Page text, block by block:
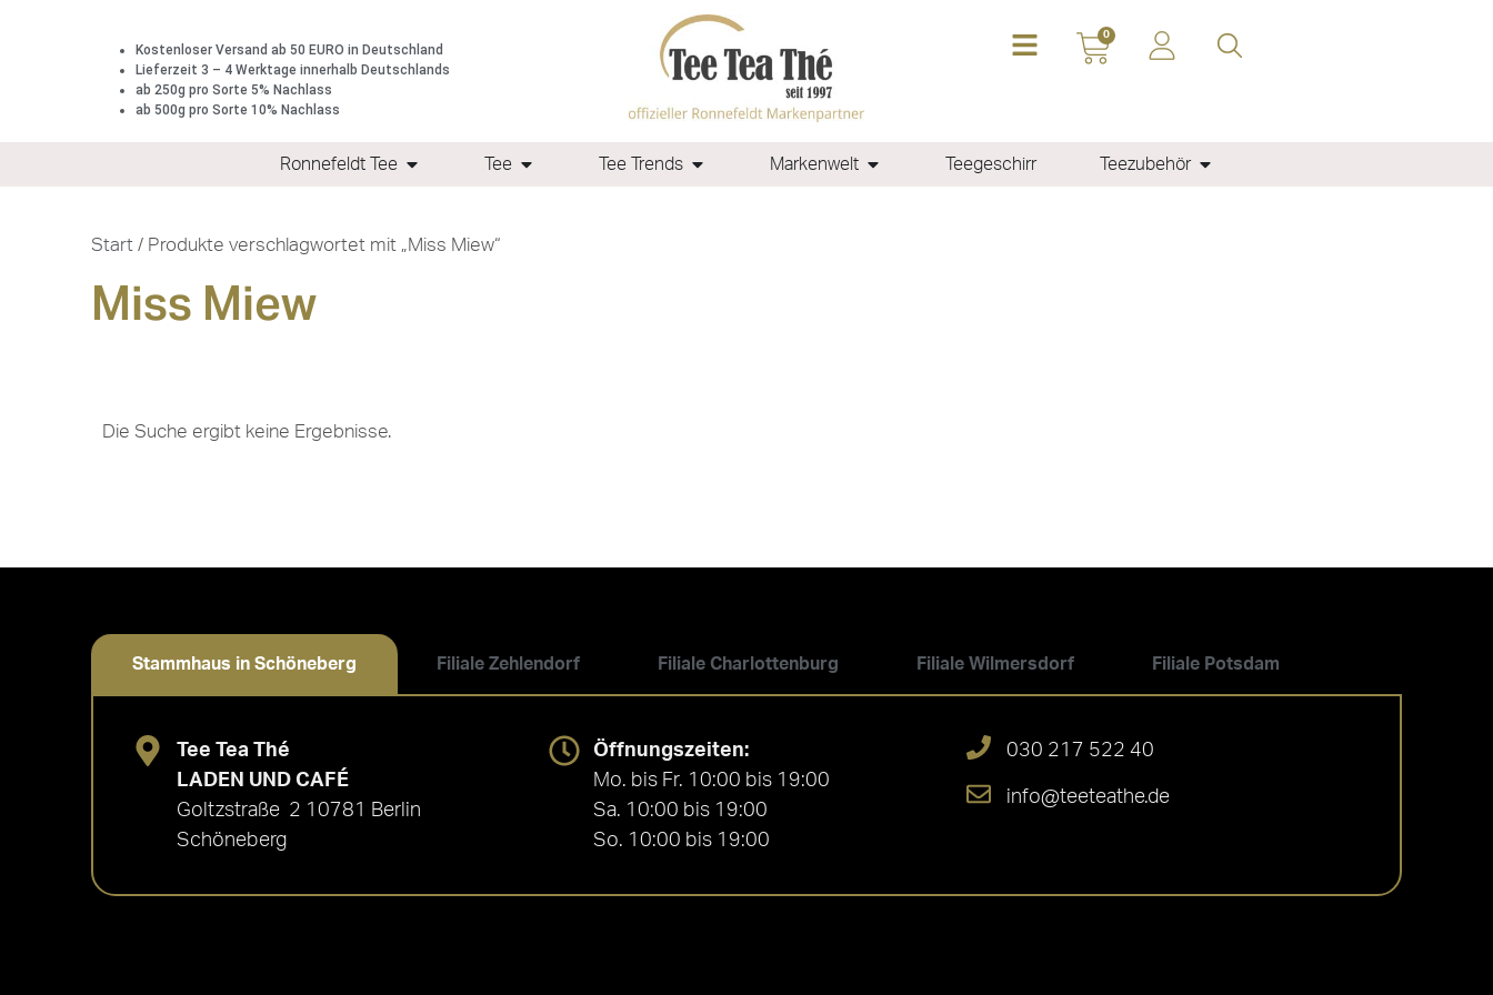
Kostenloser Versand ab 50 EURO in Deutschland
Lieferzeit 3 – 4 Werktage innerhalb Deutschlands
ab 250g pro Sorte 5% Nachlass
ab 500g pro Sorte 10% Nachlass
0
Ronnefeldt Tee Tee Tee Trends Markenwelt Teegeschirr Teezubehör
Start / Produkte verschlagwortet mit „Miss Miew“
Miss Miew
Die Suche ergibt keine Ergebnisse.
Stammhaus in Schöneberg Filiale Zehlendorf Filiale Charlottenburg Filiale Wilmersdorf Filiale Potsdam
Tee Tea Thé
LADEN UND CAFÉ
Goltzstraße 2 10781 Berlin
Schöneberg
Öffnungszeiten:
Mo. bis Fr. 10:00 bis 19:00
Sa. 10:00 bis 19:00
So. 10:00 bis 19:00
030 217 522 40
info@teeteathe.de